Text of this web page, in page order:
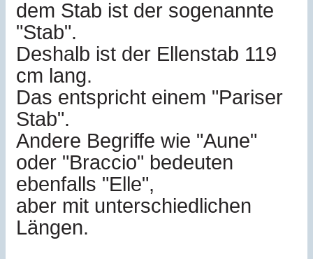
dem Stab ist der sogenannte
"Stab".
Deshalb ist der Ellenstab 119
cm lang.
Das entspricht einem "Pariser
Stab".
Andere Begriffe wie "Aune"
oder "Braccio" bedeuten
ebenfalls "Elle",
aber mit unterschiedlichen
Längen.